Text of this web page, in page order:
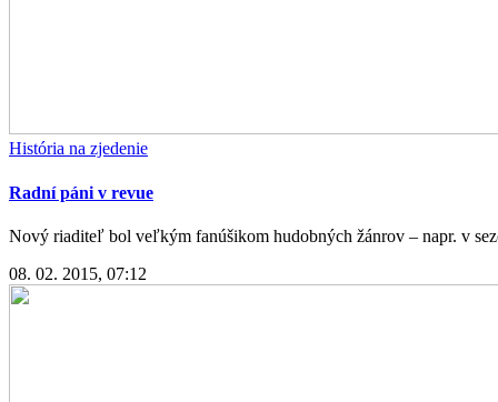
História na zjedenie
Radní páni v revue
Nový riaditeľ bol veľkým fanúšikom hudobných žánrov – napr. v
08. 02. 2015, 07:12